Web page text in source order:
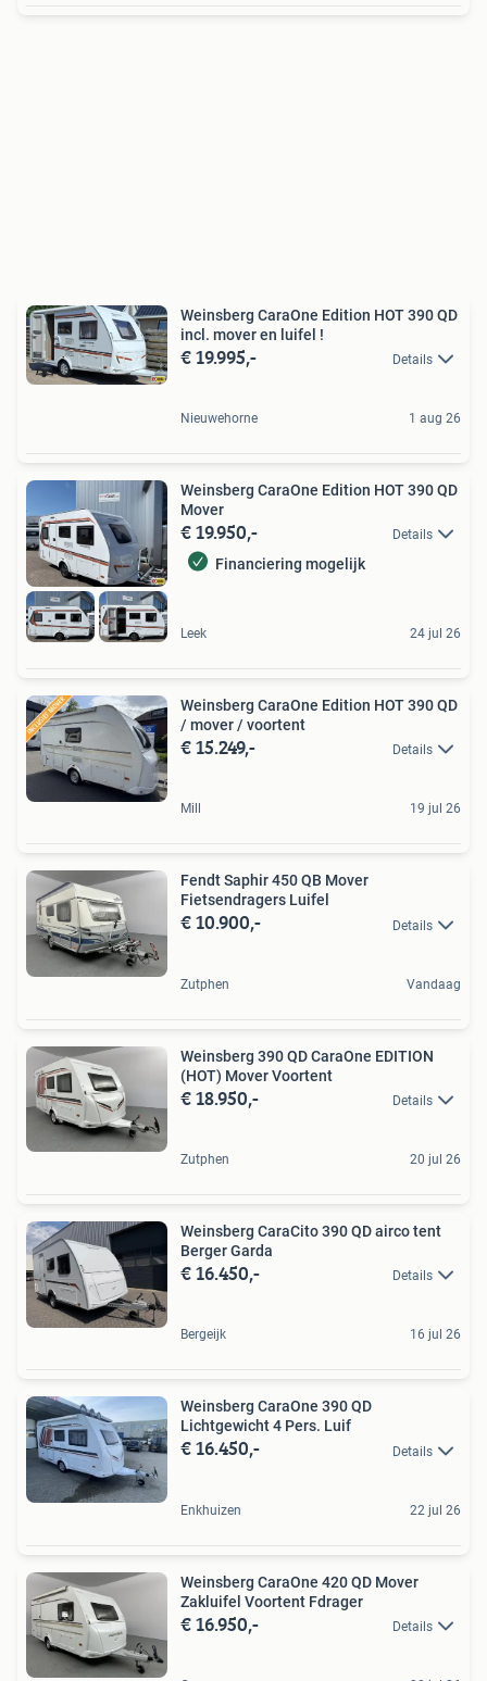
Weinsberg CaraOne Edition HOT 390 QD
incl. mover en luifel !
€ 19.995,- Details
Nieuwehorne 1 aug 26
Weinsberg CaraOne Edition HOT 390 QD
Mover
€ 19.950,- Details
Financiering mogelijk
Leek 24 jul 26
Weinsberg CaraOne Edition HOT 390 QD
/ mover / voortent
€ 15.249,- Details
Mill 19 jul 26
Fendt Saphir 450 QB Mover
Fietsendragers Luifel
€ 10.900,- Details
Zutphen Vandaag
Weinsberg 390 QD CaraOne EDITION
(HOT) Mover Voortent
€ 18.950,- Details
Zutphen 20 jul 26
Weinsberg CaraCito 390 QD airco tent
Berger Garda
€ 16.450,- Details
Bergeijk 16 jul 26
Weinsberg CaraOne 390 QD
Lichtgewicht 4 Pers. Luif
€ 16.450,- Details
Enkhuizen 22 jul 26
Weinsberg CaraOne 420 QD Mover
Zakluifel Voortent Fdrager
€ 16.950,- Details